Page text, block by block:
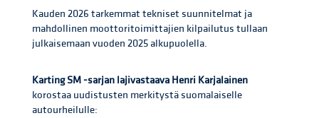
Kauden 2026 tarkemmat tekniset suunnitelmat ja
mahdollinen moottoritoimittajien kilpailutus tullaan
julkaisemaan vuoden 2025 alkupuolella.
Karting SM -sarjan lajivastaava Henri Karjalainen
korostaa uudistusten merkitystä suomalaiselle
autourheilulle: